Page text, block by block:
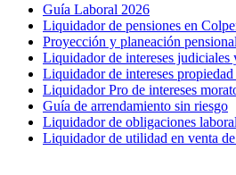
Guía Laboral 2026
Liquidador de pensiones en
Proyección y planeación pensional
Liquidador de intereses judiciales
Liquidador de intereses
Liquidador Pro de intereses
Guía de arrendamiento sin riesgo
Liquidador de obligaciones
Liquidador de utilidad en venta